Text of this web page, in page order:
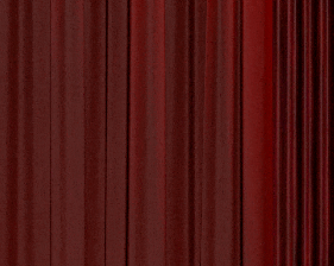
Magie van Ons
Cultuurcentrum
van Cultuurcentra